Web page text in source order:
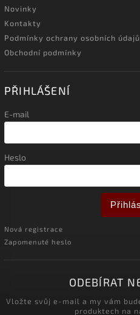
Novinky
Kontakty
Podmínky ochrany osobních údajů
Obchodní podmínky
PŘIHLÁŠENÍ
E-mail
Heslo
Nová registrace
Zapomenuté heslo
ODEBÍRAT
Vložte svůj e-mail a my vám
produktech na